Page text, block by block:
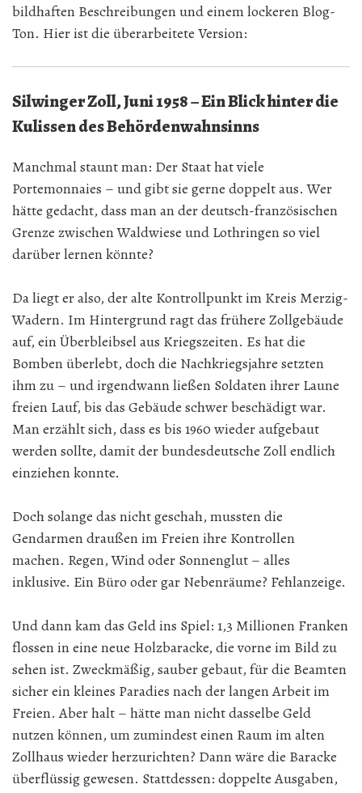
bildhaften Beschreibungen und einem lockeren Blog-
Ton. Hier ist die überarbeitete Version:
Silwinger Zoll, Juni 1958 – Ein Blick hinter die
Kulissen des Behördenwahnsinns
Manchmal staunt man: Der Staat hat viele
Portemonnaies – und gibt sie gerne doppelt aus. Wer
hätte gedacht, dass man an der deutsch-französischen
Grenze zwischen Waldwiese und Lothringen so viel
darüber lernen könnte?
Da liegt er also, der alte Kontrollpunkt im Kreis Merzig-
Wadern. Im Hintergrund ragt das frühere Zollgebäude
auf, ein Überbleibsel aus Kriegszeiten. Es hat die
Bomben überlebt, doch die Nachkriegsjahre setzten
ihm zu – und irgendwann ließen Soldaten ihrer Laune
freien Lauf, bis das Gebäude schwer beschädigt war.
Man erzählt sich, dass es bis 1960 wieder aufgebaut
werden sollte, damit der bundesdeutsche Zoll endlich
einziehen konnte.
Doch solange das nicht geschah, mussten die
Gendarmen draußen im Freien ihre Kontrollen
machen. Regen, Wind oder Sonnenglut – alles
inklusive. Ein Büro oder gar Nebenräume? Fehlanzeige.
Und dann kam das Geld ins Spiel: 1,3 Millionen Franken
flossen in eine neue Holzbaracke, die vorne im Bild zu
sehen ist. Zweckmäßig, sauber gebaut, für die Beamten
sicher ein kleines Paradies nach der langen Arbeit im
Freien. Aber halt – hätte man nicht dasselbe Geld
nutzen können, um zumindest einen Raum im alten
Zollhaus wieder herzurichten? Dann wäre die Baracke
überflüssig gewesen. Stattdessen: doppelte Ausgaben,